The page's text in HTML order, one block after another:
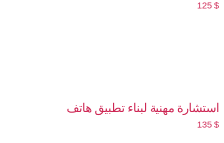
125
مهنية لبناء تطبيق هاتف
135